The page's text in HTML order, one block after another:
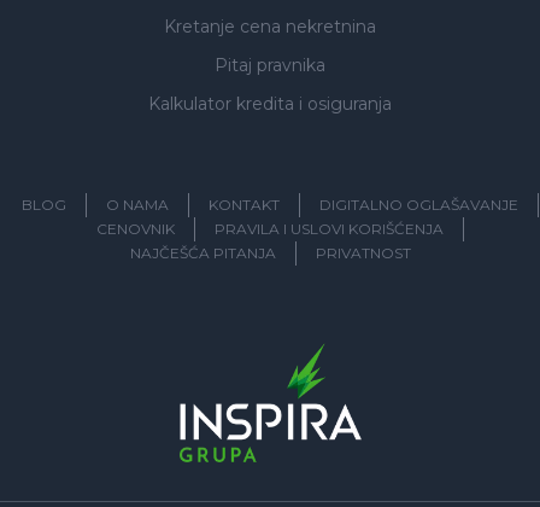
Kretanje cena nekretnina
Pitaj pravnika
Kalkulator kredita i osiguranja
BLOG O NAMA KONTAKT
DIGITALNO OGLAŠAVANJE
CENOVNIK
PRAVILA I USLOVI KORIŠĆENJA
NAJČEŠĆA PITANJA
PRIVATNOST